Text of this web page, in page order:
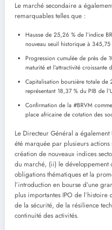
Le marché secondaire a
remarquables telles que :
Hausse de 25,26 % de l’indice
nouveau seuil historique à
Progression cumulée de près de
maturité et l’attractivité croissante
Capitalisation boursière totale de
représentant 18,37 % du PIB de
Confirmation de la #BRVM
place africaine de cotation des
Le Directeur Général a
été marquée par plusieurs actions
création de nouveaux indices
du marché, (ii) le développement
obligations thématiques et la
l’introduction en bourse d’une
plus importantes IPO de
de la sécurité, de la résilience
continuité des activités.